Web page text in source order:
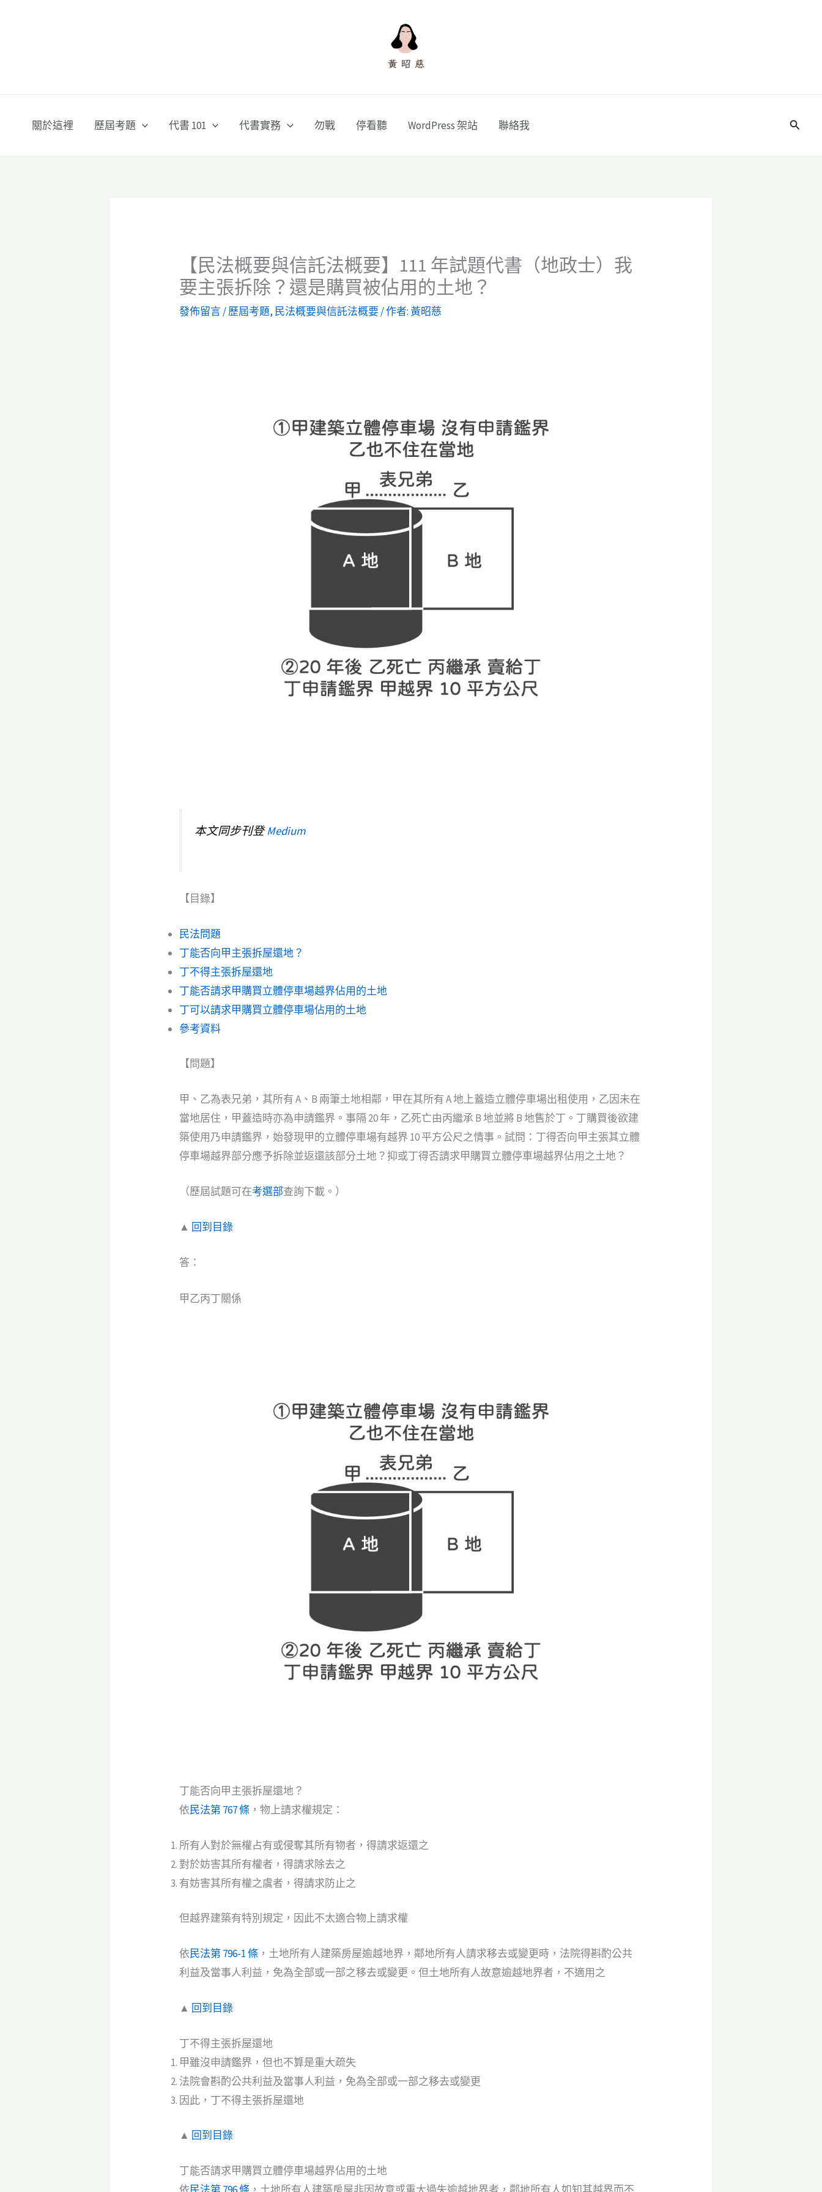
關於這裡
歷屆考題 代書 101 代書實務 勿戰 停看聽 WordPress 架站 聯絡我
搜
【民法概要與信託法概要】111 年試題代書（地政士）我
要主張拆除？還是購買被佔用的土地？
發佈留言/歷屆考題, 民法概要與信託法概要 / 作者:黃昭慈
本文同步刊登Medium
【目錄】
民法問題
丁能否向甲主張拆屋還地？
丁不得主張拆屋還地
丁能否請求甲購買立體停車場越界佔用的土地
丁可以請求甲購買立體停車場佔用的土地
參考資料
【問題】
甲、乙為表兄弟，其所有 A、B 兩筆土地相鄰，甲在其所有 A 地上蓋造立體停車場出租使用，乙因未在
當地居住，甲蓋造時亦為申請鑑界。事隔 20 年，乙死亡由丙繼承 B 地並將 B 地售於丁。丁購買後欲建
築使用乃申請鑑界，始發現甲的立體停車場有越界 10 平方公尺之情事。試問：丁得否向甲主張其立體
停車場越界部分應予拆除並返還該部分土地？抑或丁得否請求甲購買立體停車場越界佔用之土地？
（歷屆試題可在考選部查詢下載。）
▲ 回到目錄
答：
甲乙丙丁關係
丁能否向甲主張拆屋還地？
依民法第 767 條 ，物上請求權規定：
所有人對於無權占有或侵奪其所有物者，得請求返還之
對於妨害其所有權者，得請求除去之
有妨害其所有權之虞者，得請求防止之
但越界建築有特別規定，因此不太適合物上請求權
依民法第 796-1 條 ，土地所有人建築房屋逾越地界，鄰地所有人請求移去或變更時，法院得斟酌公共
利益及當事人利益，免為全部或一部之移去或變更。但土地所有人故意逾越地界者，不適用之
▲ 回到目錄
丁不得主張拆屋還地
甲雖沒申請鑑界，但也不算是重大疏失
法院會斟酌公共利益及當事人利益，免為全部或一部之移去或變更
因此，丁不得主張拆屋還地
▲ 回到目錄
丁能否請求甲購買立體停車場越界佔用的土地